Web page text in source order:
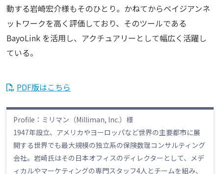
動する岩崎宏介様もそのひとり。かねてからベイジアンネ
ットワークを高く評価しており、そのツールである
BayoLink を活用し、アクチュアリーとして幅広く活躍し
ている。
PDF版はこちら
Profile：ミリマン（Milliman, Inc.）様
1947年設立、アメリカやヨーロッパなど世界の主要都市に展
開する世界でも最大規模の独立系の保険数理コンサルティング
会社。岩崎氏はその日本オフィスのディレクターとして、メデ
ィカルやマーケティングの専門スタッフ4人とチームを組み、